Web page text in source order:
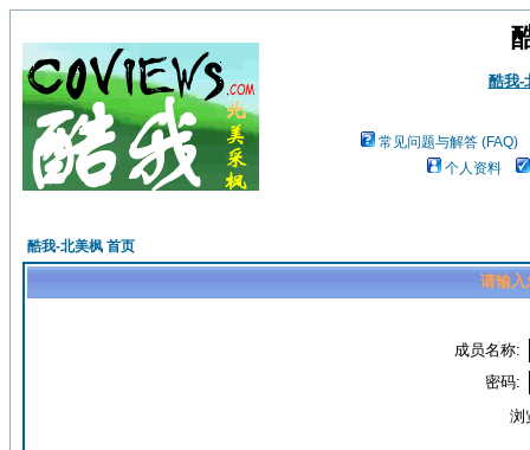
酷我-
常见问题与解答 (FAQ)
个人资料
酷我-北美枫 首页
请输入
成员名称:
密码:
浏